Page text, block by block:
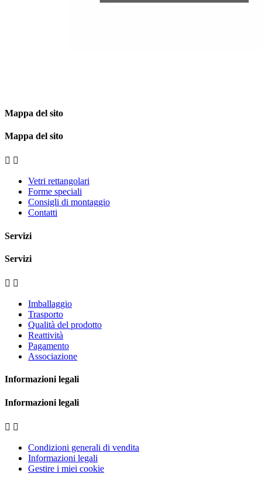
Mappa del sito
Mappa del sito
 
Vetri rettangolari
Forme speciali
Consigli di montaggio
Contatti
Servizi
Servizi
 
Imballaggio
Trasporto
Qualità del prodotto
Reattività
Pagamento
Associazione
Informazioni legali
Informazioni legali
 
Condizioni generali di vendita
Informazioni legali
Gestire i miei cookie